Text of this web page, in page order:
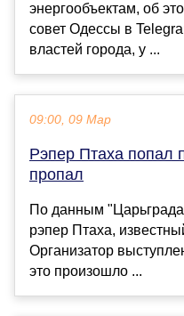
энергообъектам, об
совет Одессы в
властей города, у ...
09:00, 09 Мар
Рэпер Птаха попал
пропал
По данным
рэпер Птаха,
Организатор
это произошло ...